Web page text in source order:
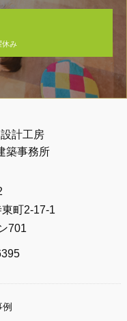
休み
計工房
築事務所
町2-17-1
701